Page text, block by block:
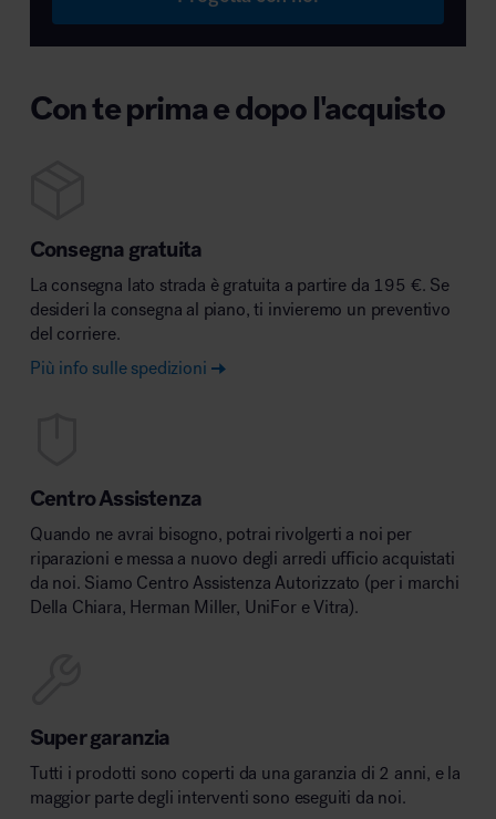
Con te prima e dopo l'acquisto
Consegna gratuita
La consegna lato strada è gratuita a partire da 195 €. Se
desideri la consegna al piano, ti invieremo un preventivo
del corriere.
Più info sulle spedizioni
Centro Assistenza
Quando ne avrai bisogno, potrai rivolgerti a noi per
riparazioni e messa a nuovo degli arredi ufficio acquistati
da noi. Siamo Centro Assistenza Autorizzato (per i marchi
Della Chiara, Herman Miller, UniFor e Vitra).
Super garanzia
Tutti i prodotti sono coperti da una garanzia di 2 anni, e la
maggior parte degli interventi sono eseguiti da noi.